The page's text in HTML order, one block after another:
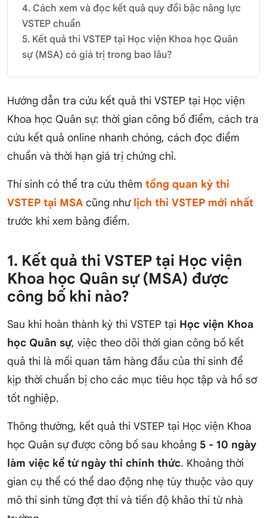
4. Cách xem và đọc kết quả quy đổi bậc năng lực
VSTEP chuẩn
5. Kết quả thi VSTEP tại Học viện Khoa học Quân
sự (MSA) có giá trị trong bao lâu?
Hướng dẫn tra cứu kết quả thi VSTEP tại Học viện
Khoa học Quân sự: thời gian công bố điểm, cách tra
cứu kết quả online nhanh chóng, cách đọc điểm
chuẩn và thời hạn giá trị chứng chỉ.
Thí sinh có thể tra cứu thêm tổng quan kỳ thi
VSTEP tại MSA cũng như lịch thi VSTEP mới nhất
trước khi xem bảng điểm.
1. Kết quả thi VSTEP tại Học viện
Khoa học Quân sự (MSA) được
công bố khi nào?
Sau khi hoàn thành kỳ thi VSTEP tại Học viện Khoa
học Quân sự, việc theo dõi thời gian công bố kết
quả thi là mối quan tâm hàng đầu của thí sinh để
kịp thời chuẩn bị cho các mục tiêu học tập và hồ sơ
tốt nghiệp.
Thông thường, kết quả thi VSTEP tại Học viện Khoa
học Quân sự được công bố sau khoảng 5 - 10 ngày
làm việc kể từ ngày thi chính thức. Khoảng thời
gian cụ thể có thể dao động nhẹ tùy thuộc vào quy
mô thí sinh từng đợt thi và tiến độ khảo thí từ nhà